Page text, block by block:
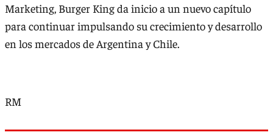
Marketing, Burger King da inicio a un nuevo capítulo
para continuar impulsando su crecimiento y desarrollo
en los mercados de Argentina y Chile.
RM